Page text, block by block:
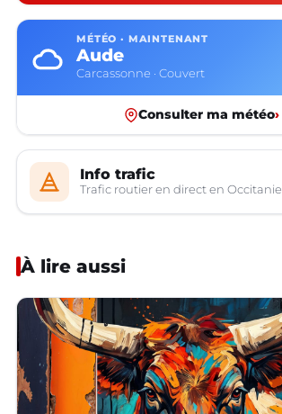
MÉTÉO · MAINTENANT
Aude
Carcassonne · Couvert
Consulter ma météo›
Info trafic
Trafic routier en direct en Occitanie
À lire aussi